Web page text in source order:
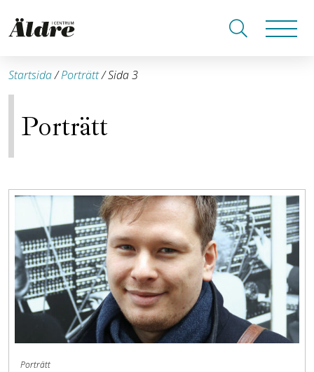
Startsida/Porträtt/Sida 3
Porträtt
Porträtt